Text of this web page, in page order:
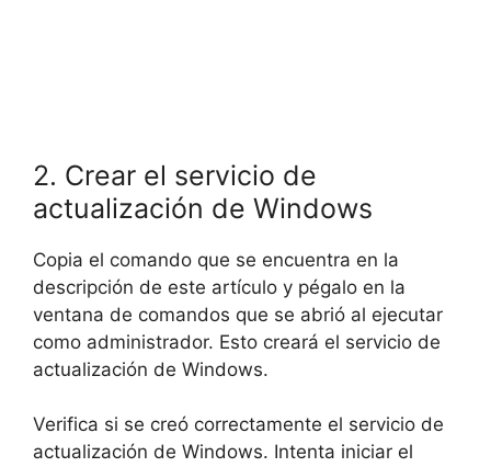
2. Crear el servicio de
actualización de Windows
Copia el comando que se encuentra en la
descripción de este artículo y pégalo en la
ventana de comandos que se abrió al ejecutar
como administrador. Esto creará el servicio de
actualización de Windows.
Verifica si se creó correctamente el servicio de
actualización de Windows. Intenta iniciar el